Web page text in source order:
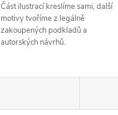
Část ilustrací kreslíme sami, další
motivy tvoříme z legálně
zakoupených podkladů a
autorských návrhů.